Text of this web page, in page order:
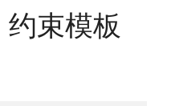
束模板